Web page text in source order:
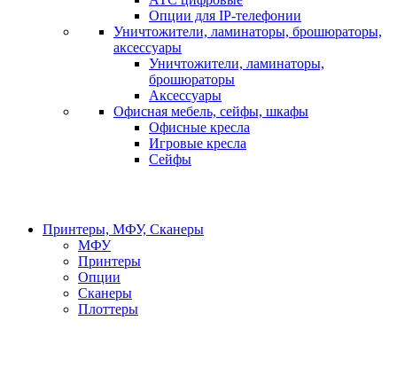
Опции для IP-телефонии
Уничтожители, ламинаторы, брошюраторы,
аксессуары
Уничтожители, ламинаторы,
брошюраторы
Аксессуары
Офисная мебель, сейфы, шкафы
Офисные кресла
Игровые кресла
Сейфы
Принтеры, МФУ, Сканеры
МФУ
Принтеры
Опции
Сканеры
Плоттеры